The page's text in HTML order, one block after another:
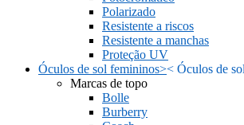
Polarizado
Resistente a riscos
Resistente a manchas
Proteção UV
Óculos de sol femininos>< Óculos de
Marcas de topo
Bolle
Burberry